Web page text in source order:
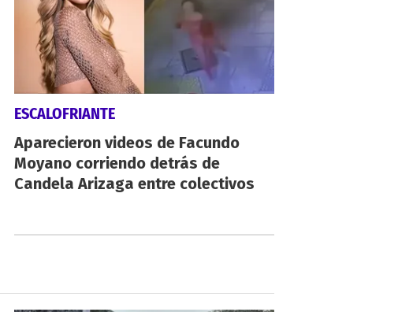
ESCALOFRIANTE
Aparecieron videos de Facundo
Moyano corriendo detrás de
Candela Arizaga entre colectivos